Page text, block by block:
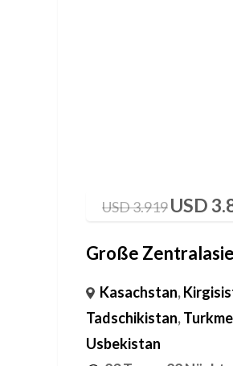
USD3.919USD
Große
Kasachstan,
Tadschikistan,
Usbekistan